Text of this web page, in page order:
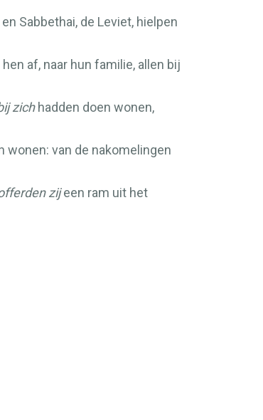
Sabbethai, de Leviet, hielpen
af, naar hun familie, allen bij
zichhadden doen wonen,
wonen: van de nakomelingen
zijeen ram uit het